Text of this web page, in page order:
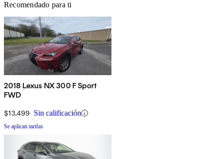
Recomendado para ti
2018 Lexus NX 300 F Sport
FWD
$13,499 Sin calificación
Se aplican tarifas